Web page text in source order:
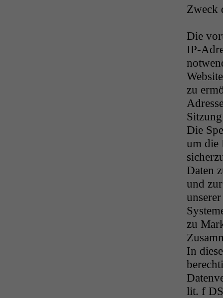
Zweck
Die
IP-
zu
Die
um die
Daten
und
zu
In
lit. f